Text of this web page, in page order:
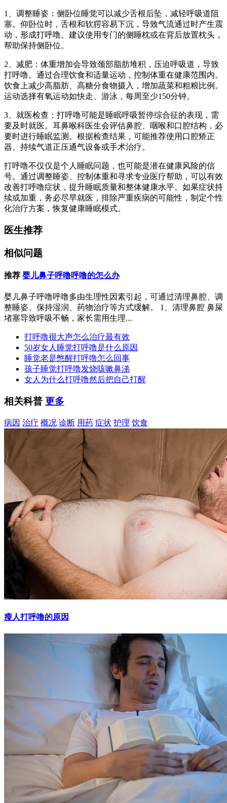
1、调整睡姿：侧卧位睡觉可以减少舌根后坠，减轻呼吸道阻
塞。仰卧位时，舌根和软腭容易下沉，导致气流通过时产生震
动，形成打呼噜。建议使用专门的侧睡枕或在背后放置枕头，
帮助保持侧卧位。
2、减肥：体重增加会导致颈部脂肪堆积，压迫呼吸道，导致
打呼噜。通过合理饮食和适量运动，控制体重在健康范围内。
饮食上减少高脂肪、高糖分食物摄入，增加蔬菜和粗粮比例。
运动选择有氧运动如快走、游泳，每周至少150分钟。
3、就医检查：打呼噜可能是睡眠呼吸暂停综合征的表现，需
要及时就医。耳鼻喉科医生会评估鼻腔、咽喉和口腔结构，必
要时进行睡眠监测。根据检查结果，可能推荐使用口腔矫正
器、持续气道正压通气设备或手术治疗。
打呼噜不仅仅是个人睡眠问题，也可能是潜在健康风险的信
号。通过调整睡姿、控制体重和寻求专业医疗帮助，可以有效
改善打呼噜症状，提升睡眠质量和整体健康水平。如果症状持
续或加重，务必尽早就医，排除严重疾病的可能性，制定个性
化治疗方案，恢复健康睡眠模式。
医生推荐
相似问题
推荐 婴儿鼻子呼噜呼噜的怎么办
婴儿鼻子呼噜呼噜多由生理性因素引起，可通过清理鼻腔、调
整睡姿、保持湿润、药物治疗等方式缓解。 1、清理鼻腔 鼻屎
堵塞导致呼吸不畅，家长需用生理...
打呼噜很大声怎么治疗最有效
50岁女人睡觉打呼噜是什么原因
睡觉老是憋醒打呼噜怎么回事
孩子睡觉打呼噜发烧咳嗽鼻涕
女人为什么打呼噜然后把自己打醒
相关科普 更多
病因 治疗 概况 诊断 用药 症状 护理 饮食
瘦人打呼噜的原因